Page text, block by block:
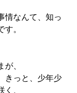
情なんて、知っ
。
、
きっと、少年少
、